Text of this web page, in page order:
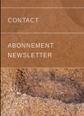
CONTACT
ABONNEMENT
NEWSLETTER